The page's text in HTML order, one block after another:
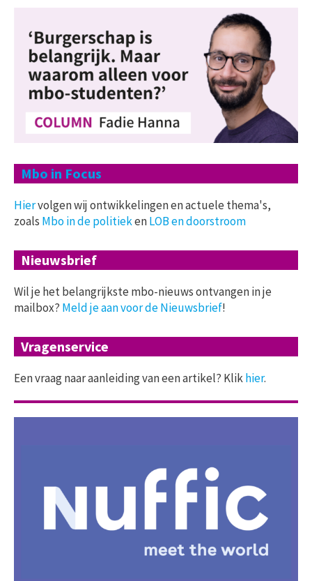
Mbo in Focus
Hiervolgen wij ontwikkelingen en actuele thema's,
zoals Mbo in de politiekenLOB en doorstroom
Nieuwsbrief
Wil je het belangrijkste mbo-nieuws ontvangen in je
mailbox? Meld je aan voor de Nieuwsbrief!
Vragenservice
Een vraag naar aanleiding van een artikel? Klikhier.